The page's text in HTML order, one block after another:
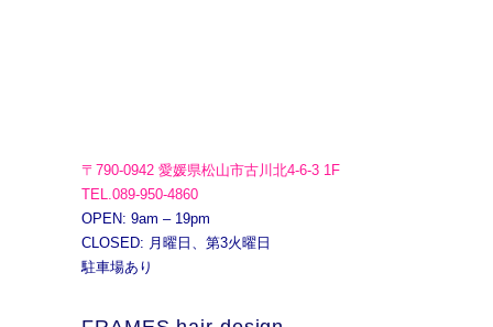
〒790-0942 愛媛県松山市古川北4-6-3 1F
TEL.089-950-4860
OPEN: 9am – 19pm
CLOSED: 月曜日、第3火曜日
駐車場あり